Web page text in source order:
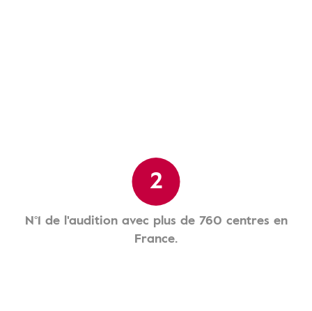
2
N°1 de l'audition avec plus de 760 centres en
France.